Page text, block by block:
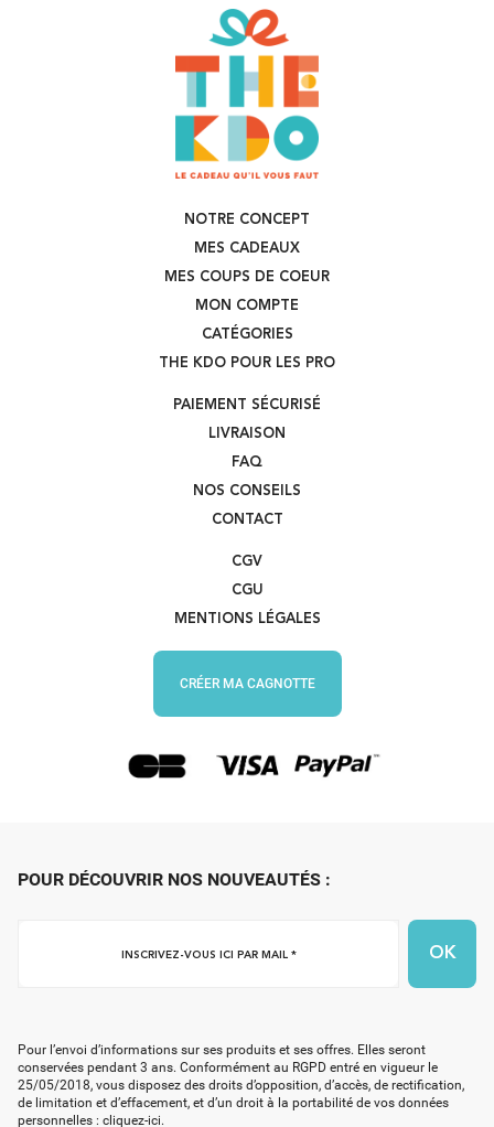
NOTRE CONCEPT
MES CADEAUX
MES COUPS DE COEUR
MON COMPTE
CATÉGORIES
THE KDO POUR LES PRO
PAIEMENT SÉCURISÉ
LIVRAISON
FAQ
NOS CONSEILS
CONTACT
CGV
CGU
MENTIONS LÉGALES
CRÉER MA CAGNOTTE
POUR DÉCOUVRIR NOS NOUVEAUTÉS :
*
Pour l’envoi d’informations sur ses produits et ses offres. Elles seront
conservées pendant 3 ans. Conformément au RGPD entré en vigueur le
25/05/2018, vous disposez des droits d’opposition, d’accès, de rectification,
de limitation et d’effacement, et d’un droit à la portabilité de vos données
personnelles : cliquez-ici.